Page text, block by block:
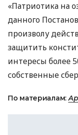
«Патриотика на
данного
произволу
защитить
интересы более
собственные
По материалам: